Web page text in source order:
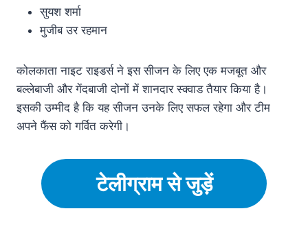
सुयश शर्मा
मुजीब उर रहमान
कोलकाता नाइट राइडर्स ने इस सीजन के लिए एक मजबूत और
बल्लेबाजी और गेंदबाजी दोनों में शानदार स्क्वाड तैयार किया है।
इसकी उम्मीद है कि यह सीजन उनके लिए सफल रहेगा और टीम
अपने फैंस को गर्वित करेगी।
टेलीग्राम से जुड़ें